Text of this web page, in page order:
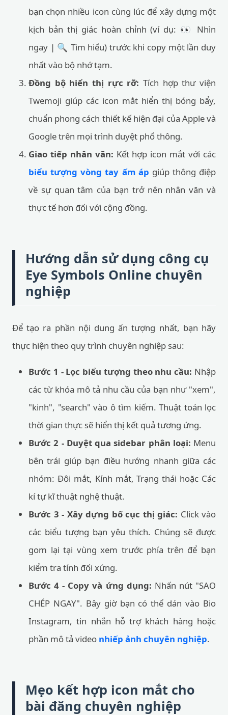
bạn chọn nhiều icon cùng lúc để xây dựng một
kịch bản thị giác hoàn chỉnh (ví dụ: 👀 Nhìn
ngay | 🔍 Tìm hiểu) trước khi copy một lần duy
nhất vào bộ nhớ tạm.
Đồng bộ hiển thị rực rỡ: Tích hợp thư viện
Twemoji giúp các icon mắt hiển thị bóng bẩy,
chuẩn phong cách thiết kế hiện đại của Apple và
Google trên mọi trình duyệt phổ thông.
Giao tiếp nhân văn: Kết hợp icon mắt với các
biểu tượng vòng tay ấm áp giúp thông điệp
về sự quan tâm của bạn trở nên nhân văn và
thực tế hơn đối với cộng đồng.
Hướng dẫn sử dụng công cụ
Eye Symbols Online chuyên
nghiệp
Để tạo ra phần nội dung ấn tượng nhất, bạn hãy
thực hiện theo quy trình chuyên nghiệp sau:
Bước 1 - Lọc biểu tượng theo nhu cầu: Nhập
các từ khóa mô tả nhu cầu của bạn như "xem",
"kinh", "search" vào ô tìm kiếm. Thuật toán lọc
thời gian thực sẽ hiển thị kết quả tương ứng.
Bước 2 - Duyệt qua sidebar phân loại: Menu
bên trái giúp bạn điều hướng nhanh giữa các
nhóm: Đôi mắt, Kính mắt, Trạng thái hoặc Các
kí tự kĩ thuật nghệ thuật.
Bước 3 - Xây dựng bố cục thị giác: Click vào
các biểu tượng bạn yêu thích. Chúng sẽ được
gom lại tại vùng xem trước phía trên để bạn
kiểm tra tính đối xứng.
Bước 4 - Copy và ứng dụng: Nhấn nút "SAO
CHÉP NGAY". Bây giờ bạn có thể dán vào Bio
Instagram, tin nhắn hỗ trợ khách hàng hoặc
phần mô tả video nhiếp ảnh chuyên nghiệp.
Mẹo kết hợp icon mắt cho
bài đăng chuyên nghiệp